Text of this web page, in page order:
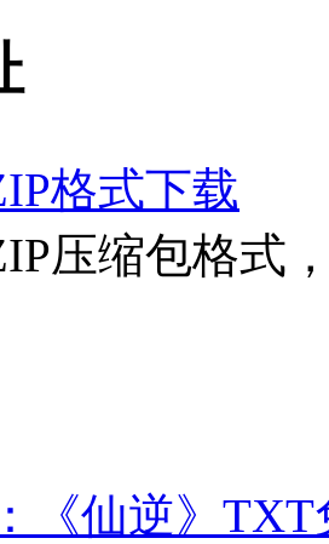
格式下载
压缩包格式
《仙逆》TXT